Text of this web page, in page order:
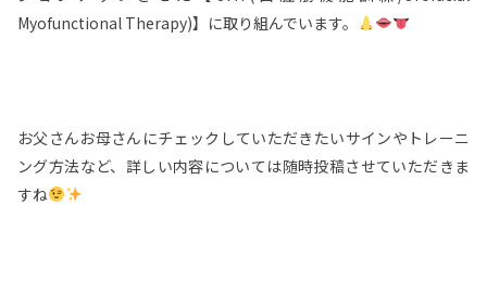
Myofunctional Therapy)】に取り組んでいます。
お父さんお母さんにチェックしていただきたいサインやトレーニ
ング方法など、詳しい内容については随時投稿させていただきま
すね